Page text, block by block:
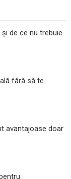
de ce nu trebuie
fără să te
avantajoase doar